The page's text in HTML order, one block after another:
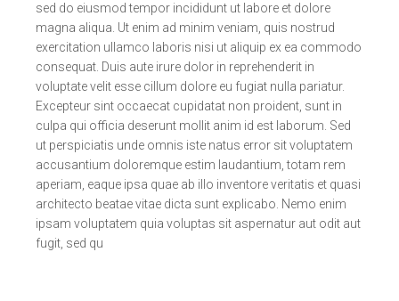
sed do eiusmod tempor incididunt ut labore et dolore
magna aliqua. Ut enim ad minim veniam, quis nostrud
exercitation ullamco laboris nisi ut aliquip ex ea commodo
consequat. Duis aute irure dolor in reprehenderit in
voluptate velit esse cillum dolore eu fugiat nulla pariatur.
Excepteur sint occaecat cupidatat non proident, sunt in
culpa qui officia deserunt mollit anim id est laborum. Sed
ut perspiciatis unde omnis iste natus error sit voluptatem
accusantium doloremque estim laudantium, totam rem
aperiam, eaque ipsa quae ab illo inventore veritatis et quasi
architecto beatae vitae dicta sunt explicabo. Nemo enim
ipsam voluptatem quia voluptas sit aspernatur aut odit aut
fugit, sed qu